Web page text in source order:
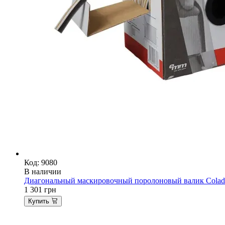
Код: 9080
В наличии
Диагональный маскировочный поролоновый валик
1 301 грн
Купить